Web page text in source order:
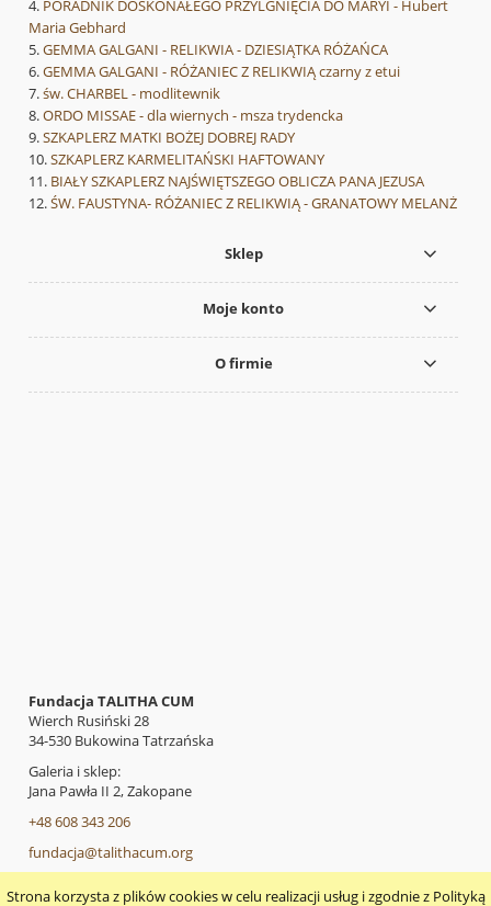
Strona korzysta z plików cookies w celu realizacji usług i zgodnie z Polityką
PORADNIK DOSKONAŁEGO PRZYLGNIĘCIA DO MARYI - Hubert
Maria Gebhard
GEMMA GALGANI - RELIKWIA - DZIESIĄTKA RÓŻAŃCA
GEMMA GALGANI - RÓŻANIEC Z RELIKWIĄ czarny z etui
św. CHARBEL - modlitewnik
ORDO MISSAE - dla wiernych - msza trydencka
SZKAPLERZ MATKI BOŻEJ DOBREJ RADY
SZKAPLERZ KARMELITAŃSKI HAFTOWANY
BIAŁY SZKAPLERZ NAJŚWIĘTSZEGO OBLICZA PANA JEZUSA
ŚW. FAUSTYNA- RÓŻANIEC Z RELIKWIĄ - GRANATOWY MELANŻ
Sklep
Moje konto
O firmie
Fundacja TALITHA CUM
Wierch Rusiński 28
34-530 Bukowina Tatrzańska
Galeria i sklep:
Jana Pawła II 2, Zakopane
+48 608 343 206
fundacja@talithacum.org